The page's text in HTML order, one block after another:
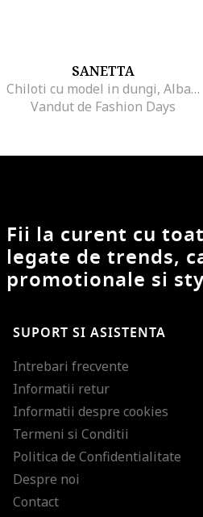
SANETTA
Chiloti cu model in dungi, Albastru inchis/Bej
Vandut de Fashion Days
Fii la curent cu
legate de trends,
promotionale si
SUPORT SI ASISTENTA
Intrebari frecvente
Informatii retur
Informatii despre cookies
Termeni si Conditii
Politica de Confidentialitate
Despre noi
Contact